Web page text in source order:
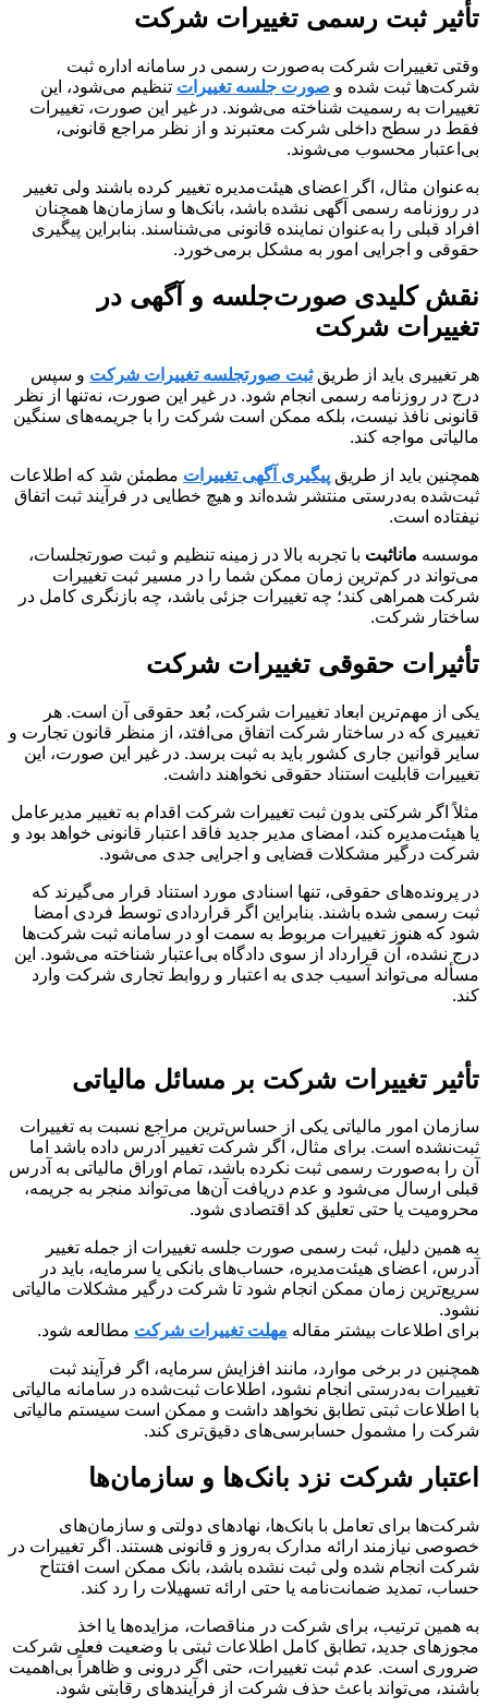
تأثیر ثبت رسمی تغییرات شرکت
وقتی تغییرات شرکت به‌صورت رسمی در سامانه اداره ثبت
شرکت‌ها ثبت شده و صورت جلسه تغییرات تنظیم می‌شود، این
تغییرات به رسمیت شناخته می‌شوند. در غیر این صورت، تغییرات
فقط در سطح داخلی شرکت معتبرند و از نظر مراجع قانونی،
بی‌اعتبار محسوب می‌شوند.
به‌عنوان مثال، اگر اعضای هیئت‌مدیره تغییر کرده باشند ولی تغییر
در روزنامه رسمی آگهی نشده باشد، بانک‌ها و سازمان‌ها همچنان
افراد قبلی را به‌عنوان نماینده قانونی می‌شناسند. بنابراین پیگیری
حقوقی و اجرایی امور به مشکل برمی‌خورد.
نقش کلیدی صورت‌جلسه و آگهی در
تغییرات شرکت
هر تغییری باید از طریقثبت صورتجلسه تغییرات شرکت و سپس
درج در روزنامه رسمی انجام شود. در غیر این صورت، نه‌تنها از نظر
قانونی نافذ نیست، بلکه ممکن است شرکت را با جریمه‌های سنگین
مالیاتی مواجه کند.
همچنین باید از طریق پیگیری آگهی تغییرات مطمئن شد که اطلاعات
ثبت‌شده به‌درستی منتشر شده‌اند و هیچ خطایی در فرآیند ثبت اتفاق
نیفتاده است.
موسسه ماناثبت با تجربه بالا در زمینه تنظیم و ثبت صورتجلسات،
می‌تواند در کم‌ترین زمان ممکن شما را در مسیر ثبت تغییرات
شرکت همراهی کند؛ چه تغییرات جزئی باشد، چه بازنگری کامل در
ساختار شرکت.
تأثیرات حقوقی تغییرات شرکت
یکی از مهم‌ترین ابعاد تغییرات شرکت، بُعد حقوقی آن است. هر
تغییری که در ساختار شرکت اتفاق می‌افتد، از منظر قانون تجارت و
سایر قوانین جاری کشور باید به ثبت برسد. در غیر این صورت، این
تغییرات قابلیت استناد حقوقی نخواهند داشت.
مثلاً اگر شرکتی بدون ثبت تغییرات شرکت اقدام به تغییر مدیرعامل
یا هیئت‌مدیره کند، امضای مدیر جدید فاقد اعتبار قانونی خواهد بود و
شرکت درگیر مشکلات قضایی و اجرایی جدی می‌شود.
در پرونده‌های حقوقی، تنها اسنادی مورد استناد قرار می‌گیرند که
ثبت رسمی شده باشند. بنابراین اگر قراردادی توسط فردی امضا
شود که هنوز تغییرات مربوط به سمت او در سامانه ثبت شرکت‌ها
درج نشده، آن قرارداد از سوی دادگاه بی‌اعتبار شناخته می‌شود. این
مسأله می‌تواند آسیب جدی به اعتبار و روابط تجاری شرکت وارد
کند.
تأثیر تغییرات شرکت بر مسائل مالیاتی
سازمان امور مالیاتی یکی از حساس‌ترین مراجع نسبت به تغییرات
ثبت‌نشده است. برای مثال، اگر شرکت تغییر آدرس داده باشد اما
آن را به‌صورت رسمی ثبت نکرده باشد، تمام اوراق مالیاتی به آدرس
قبلی ارسال می‌شود و عدم دریافت آن‌ها می‌تواند منجر به جریمه،
محرومیت یا حتی تعلیق کد اقتصادی شود.
به همین دلیل، ثبت رسمی صورت جلسه تغییرات از جمله تغییر
آدرس، اعضای هیئت‌مدیره، حساب‌های بانکی یا سرمایه، باید در
سریع‌ترین زمان ممکن انجام شود تا شرکت درگیر مشکلات مالیاتی
نشود.
برای اطلاعات بیشتر مقاله مهلت تغییرات شرکت مطالعه شود.
همچنین در برخی موارد، مانند افزایش سرمایه، اگر فرآیند ثبت
تغییرات به‌درستی انجام نشود، اطلاعات ثبت‌شده در سامانه مالیاتی
با اطلاعات ثبتی تطابق نخواهد داشت و ممکن است سیستم مالیاتی
شرکت را مشمول حسابرسی‌های دقیق‌تری کند.
اعتبار شرکت نزد بانک‌ها و سازمان‌ها
شرکت‌ها برای تعامل با بانک‌ها، نهادهای دولتی و سازمان‌های
خصوصی نیازمند ارائه مدارک به‌روز و قانونی هستند. اگر تغییرات در
شرکت انجام شده ولی ثبت نشده باشد، بانک ممکن است افتتاح
حساب، تمدید ضمانت‌نامه یا حتی ارائه تسهیلات را رد کند.
به همین ترتیب، برای شرکت در مناقصات، مزایده‌ها یا اخذ
مجوزهای جدید، تطابق کامل اطلاعات ثبتی با وضعیت فعلی شرکت
ضروری است. عدم ثبت تغییرات، حتی اگر درونی و ظاهراً بی‌اهمیت
باشند، می‌تواند باعث حذف شرکت از فرآیندهای رقابتی شود.